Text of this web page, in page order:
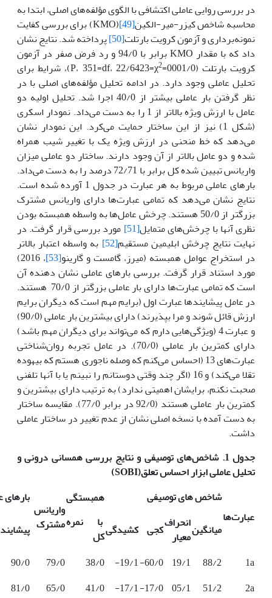
در بررسی روایی عاملی اکتشافی با الگوی مؤلفه‌های اصلی، ابتدا به
محاسبه شاخص کیزر-میر-الکین[49]
(KMO) برای بررسی کفایت
نمونه‌برداری و آزمون کرویت بارتلت[50]
پرداخته شد. نتایج نشان
داد که با مقدار KMO برابر با 94/0 و رد فرض صفر در آزمون
کرویت بارتلت (0001/0=P، 351=df، 22/6423=χ
2
)، شرایط برای
تحلیل عاملی وجود دارد. در ادامه تحلیل مؤلفه‌های اصلی با در
نظر گرفتن بار عاملی بیشتر از 40/0 اجرا شد. تحلیل اولیه دو
عامل با ارزش ویژه بالاتر از 1 را به دست می‌داد. نمودار اسکری
(شکل 1) نیز از این ساختار حمایت می‌کرد. این نمودار نشان
می‌دهد که خط منحنی در ارزش ویژه یک با تغییر شیب همراه
شده و دو عامل بالاتر از آن وجود دارند. ساختار دو عاملی میزان
واریانس تبیین شده کل برابر با 72/71 درصد را به دست می‌داد.
بارهای عاملی مربوط به هر عبارت در جدول 1 آورده شده است.
نتایج نشان می‌دهد که تمامی عبارت‌ها دارای واریانس مشترک
بزرگتر از 50/0 هستند. چرخش عامل‌ها به واسطه همبسته بودن
نظری آنها با چرخش‌های متمایل[51]
مورد بررسی قرار گرفت. در
نهایت نتایج چرخش ابلیمین مستقیم[52]
به واسطه اعتبار بالاتر
در استخراج عوامل همبسته (میرز، گامست و گارینو[53]
، 2016)
مورد استناد قرار گرفت. بررسی بارهای عاملی نشان دهنده آن
است که تمامی عبارت‌ها دارای بار عاملی بزرگتر از 70/0 هستند.
در عامل پیشایندها عبارت اول (برایم مهم است که دیگران برایم
ارزش قائل شوند و مرا بپذیرند) دارای بیشترین بار عاملی (90/0)
و عبارت 4 (ویژگی‌هایی دارم که می‌تواند برای دیگران مهم باشد)
دارای کمترین بار عاملی (70/0). در عامل تجربه روان‌شناختی
عبارت‌های 13 (احساس می‌کنم که وصله ناجوری هستم که بیهوده
تقلا می‌کند) و 16 (اگر چند وقتی دوستانم را نبینم یا با آنها تلفنی
صحبت نکنم، برایشان اهمیتی ندارد) به ترتیب دارای بیشترین و
کمترین بار عاملی هستند (92/0 در برابر 77/0). مقایسه ساختار
به دست آمده با نسخه اصلی نشان از عدم تغییر در ساختار عاملی
داشت.
جدول 1. شاخص‌های توصیفی و نتایج بررسی همسانی درونی و
تحلیل عاملی ابزار احساس تعلق(
SOBI
)
عبارت‌ها
شاخص های توصیفی
همبستگی
با نمره
کل
واریانس
مشترک
بارهای
میانگینانحراف
معیار کجی کشیدگی
1a
88/2
19/1
60/0-
19/1-
38/0
79/0
90/0
2a
51/2
05/1
17/0-
17/1-
41/0
65/0
81/0